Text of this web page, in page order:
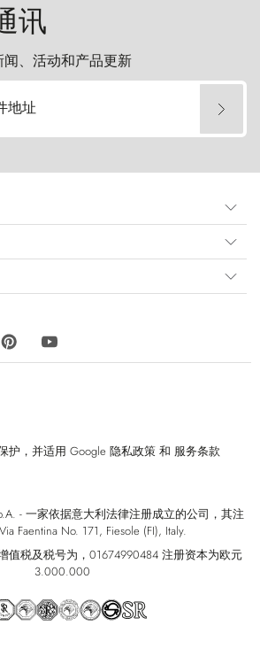
讯
闻、活动和产品更新
地址
护，并适用 Google 隐私政策 和 服务条款
- 一家依据意大利法律注册成立的公司，其注
Faentina No. 171, Fiesole (FI), Italy.
值税及税号为，01674990484 注册资本为欧元
3.000.000